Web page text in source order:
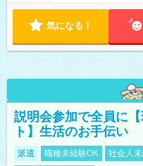
気になる！
説明会参加で全員に
ト】生活のお手伝い
派遣 職種未経験OK 社会人